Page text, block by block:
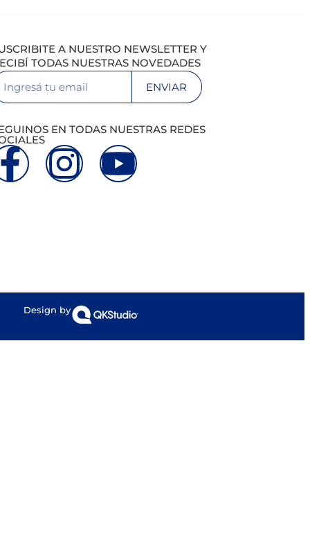
A NUESTRO NEWSLETTER Y
TODAS NUESTRAS NOVEDADES
ENVIAR
EN TODAS NUESTRAS REDES
Design by